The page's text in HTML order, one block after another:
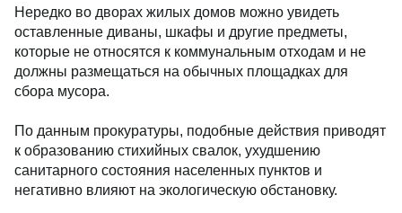
Нередко во дворах жилых домов можно увидеть
оставленные диваны, шкафы и другие предметы,
которые не относятся к коммунальным отходам и не
должны размещаться на обычных площадках для
сбора мусора.
По данным прокуратуры, подобные действия приводят
к образованию стихийных свалок, ухудшению
санитарного состояния населенных пунктов и
негативно влияют на экологическую обстановку.